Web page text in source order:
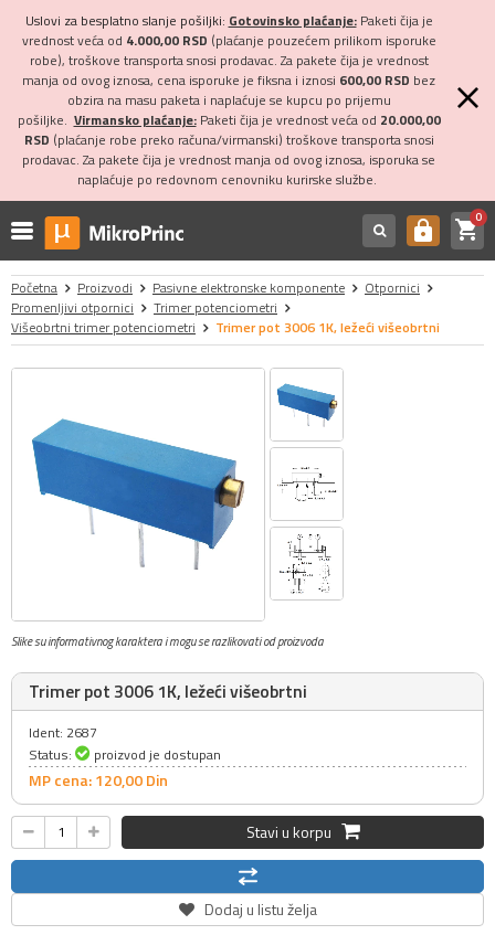
Uslovi za besplatno slanje pošiljki: Gotovinsko plaćanje:Paketi čija je
vrednost veća od 4.000,00 RSD (plaćanje pouzećem prilikom isporuke
robe), troškove transporta snosi prodavac. Za pakete čija je vrednost
manja od ovog iznosa, cena isporuke je fiksna i iznosi 600,00 RSD bez
obzira na masu paketa i naplaćuje se kupcu po prijemu
pošiljke. Virmansko plaćanje:Paketi čija je vrednost veća od 20.000,00
RSD (plaćanje robe preko računa/virmanski) troškove transporta snosi
prodavac. Za pakete čija je vrednost manja od ovog iznosa, isporuka se
naplaćuje po redovnom cenovniku kurirske službe.
https shopping_cart0
Početna Proizvodi Pasivne elektronske komponente
Otpornici
Promenljivi otpornici
Trimer potenciometri
Višeobrtni trimer potenciometri
Trimer pot 3006 1K, ležeći višeobrtni
Slike su informativnog karaktera i mogu se razlikovati od proizvoda
Trimer pot 3006 1K, ležeći višeobrtni
Ident: 2687
Status:
proizvod je dostupan
MP cena: 120,00Din
Stavi u korpu
Dodaj u listu želja